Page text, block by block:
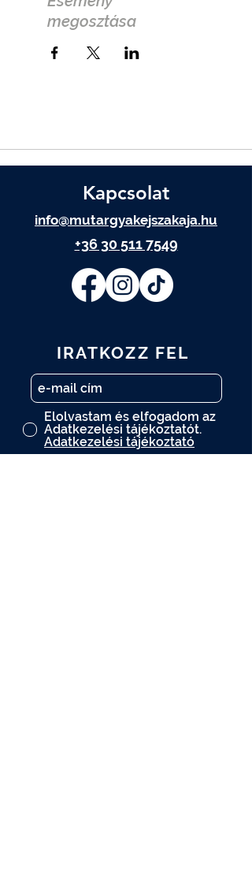
megosztása
Kapcsolat
info@mutargyakejszakaja.hu
+36 30 511 7549
IRATKOZZ FEL
Elolvastam és elfogadom az
Adatkezelési tájékoztatót.
Adatkezelési tájékoztató